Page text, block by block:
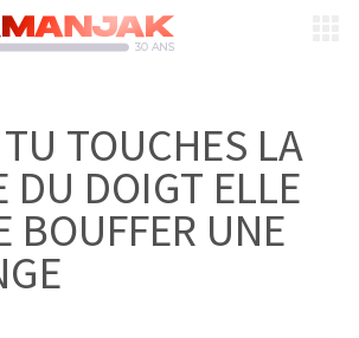
TOUCHES LA
DU DOIGT ELLE
BOUFFER UNE